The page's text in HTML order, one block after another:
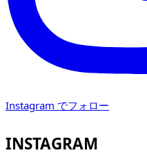
Instagram でフォロー
INSTAGRAM